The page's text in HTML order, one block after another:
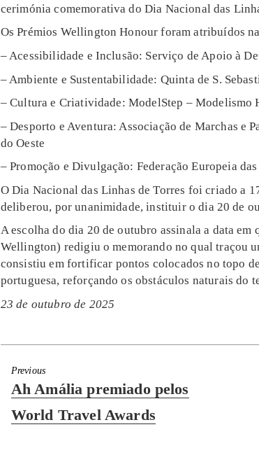
cerimónia comemorativa do Dia Nacional das
Os Prémios Wellington Honour foram atribuídos
– Acessibilidade e Inclusão: Serviço de Apoio à
– Ambiente e Sustentabilidade: Quinta de S.
– Cultura e Criatividade: ModelStep – Modelismo
– Desporto e Aventura: Associação de Marchas e
do Oeste
– Promoção e Divulgação: Federação Europeia
O Dia Nacional das Linhas de Torres foi criado a
deliberou, por unanimidade, instituir o dia 20 de
A escolha do dia 20 de outubro assinala a data
Wellington) redigiu o memorando no qual traçou
consistiu em fortificar pontos colocados no topo
portuguesa, reforçando os obstáculos naturais do
23 de outubro de 2025
Previous
Previous
Ah Amália premiado pelos
World Travel Awards